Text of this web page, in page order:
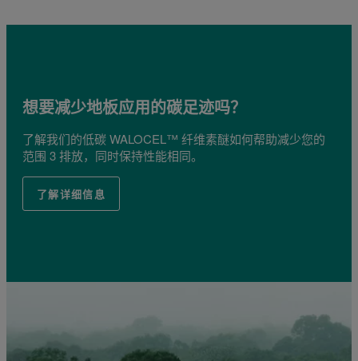
想要减少地板应用的碳足迹吗？
了解我们的低碳 WALOCEL™ 纤维素醚如何帮助减少您的
范围 3 排放，同时保持性能相同。
了解详细信息